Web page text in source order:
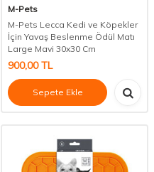
M-Pets
M-Pets Lecca Kedi ve Köpekler
İçin Yavaş Beslenme Ödül Matı
Large Mavi 30x30 Cm
900,00TL
Sepete Ekle